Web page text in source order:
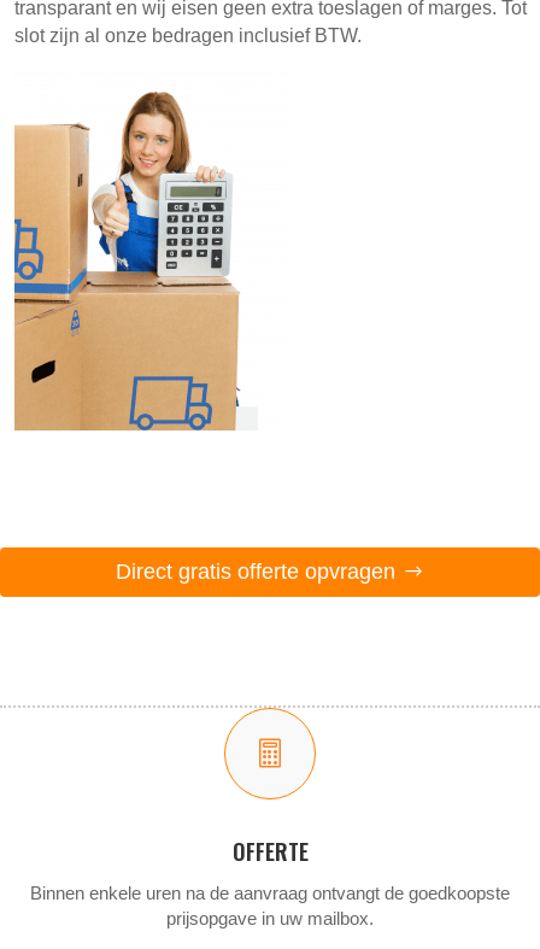
transparant en wij eisen geen extra toeslagen of marges. Tot
slot zijn al onze bedragen inclusief BTW.
Direct gratis offerte opvragen

OFFERTE
Binnen enkele uren na de aanvraag ontvangt de goedkoopste
prijsopgave in uw mailbox.